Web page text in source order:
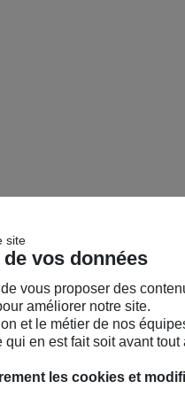
site
vos données
vous proposer des
améliorer notre site.
et le métier de nos
en est fait soit avant tout
les cookies et